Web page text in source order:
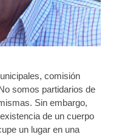
comisión
somos partidarios de
Sin embargo,
de un cuerpo
un lugar en una